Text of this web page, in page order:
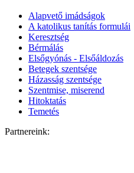
Alapvető imádságok
A katolikus tanítás formulái
Keresztség
Bérmálás
Elsőgyónás - Elsőáldozás
Betegek szentsége
Házasság szentsége
Szentmise, miserend
Hitoktatás
Temetés
Partnereink: